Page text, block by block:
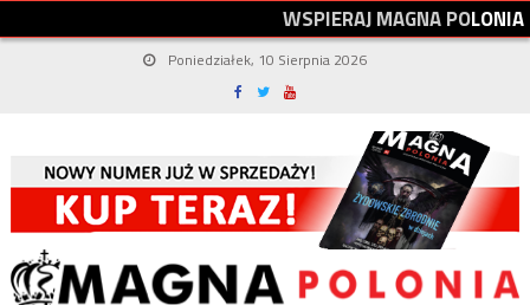
WSPIERAJMAGNAPOLONIA
Poniedziałek, 10 Sierpnia 2026